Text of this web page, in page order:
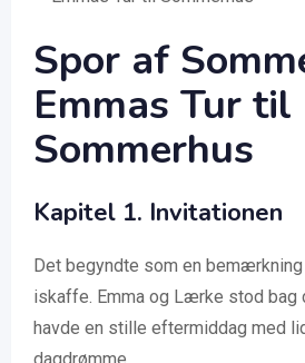
Spor af
Emmas Tur til
Sommerhus
Kapitel 1. Invitationen
Det begyndte som en bemærkning
iskaffe. Emma og Lærke stod bag
havde en stille eftermiddag med